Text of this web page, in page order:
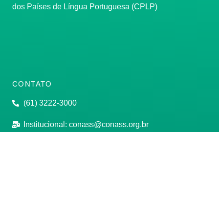
dos Países de Língua Portuguesa (CPLP)
CONTATO
(61) 3222-3000
Institucional: conass@conass.org.br